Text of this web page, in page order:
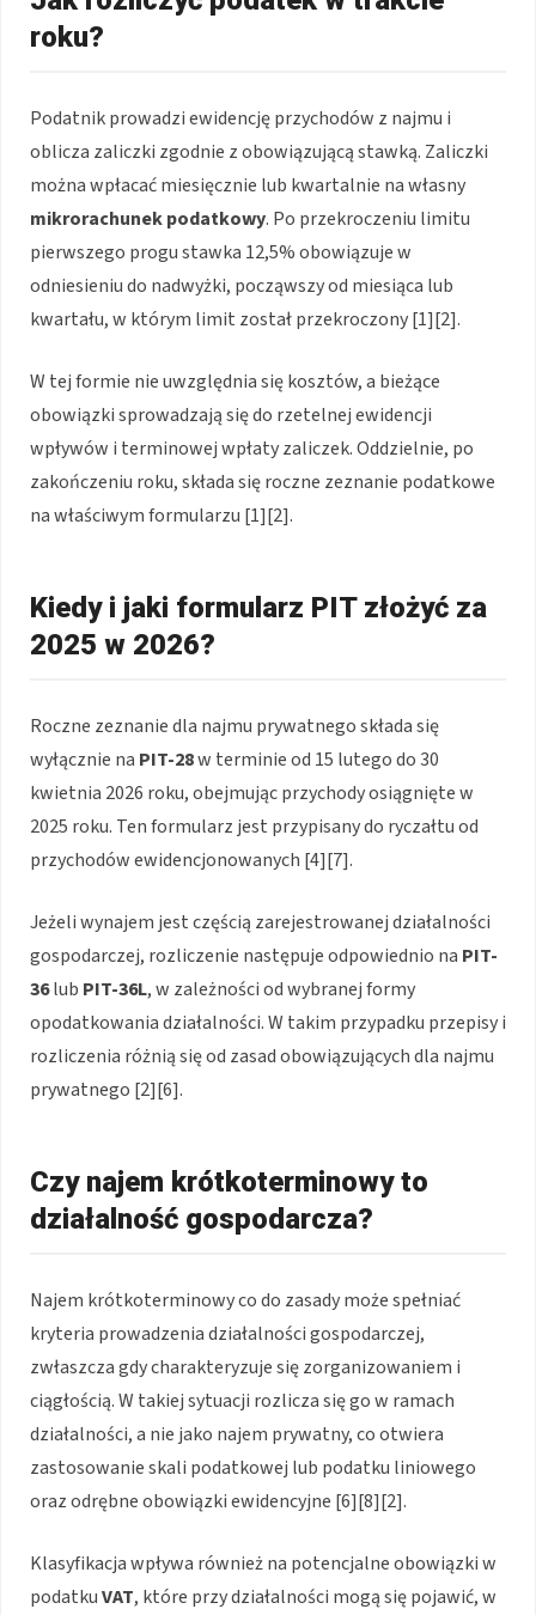
roku?
Podatnik prowadzi ewidencję przychodów z najmu i
oblicza zaliczki zgodnie z obowiązującą stawką. Zaliczki
można wpłacać miesięcznie lub kwartalnie na własny
mikrorachunek podatkowy. Po przekroczeniu limitu
pierwszego progu stawka 12,5% obowiązuje w
odniesieniu do nadwyżki, począwszy od miesiąca lub
kwartału, w którym limit został przekroczony [1][2].
W tej formie nie uwzględnia się kosztów, a bieżące
obowiązki sprowadzają się do rzetelnej ewidencji
wpływów i terminowej wpłaty zaliczek. Oddzielnie, po
zakończeniu roku, składa się roczne zeznanie podatkowe
na właściwym formularzu [1][2].
Kiedy i jaki formularz PIT złożyć za
2025 w 2026?
Roczne zeznanie dla najmu prywatnego składa się
wyłącznie na PIT-28w terminie od 15 lutego do 30
kwietnia 2026 roku, obejmując przychody osiągnięte w
2025 roku. Ten formularz jest przypisany do ryczałtu od
przychodów ewidencjonowanych [4][7].
Jeżeli wynajem jest częścią zarejestrowanej działalności
gospodarczej, rozliczenie następuje odpowiednio na PIT-
36lub PIT-36L, w zależności od wybranej formy
opodatkowania działalności. W takim przypadku przepisy i
rozliczenia różnią się od zasad obowiązujących dla najmu
prywatnego [2][6].
Czy najem krótkoterminowy to
działalność gospodarcza?
Najem krótkoterminowy co do zasady może spełniać
kryteria prowadzenia działalności gospodarczej,
zwłaszcza gdy charakteryzuje się zorganizowaniem i
ciągłością. W takiej sytuacji rozlicza się go w ramach
działalności, a nie jako najem prywatny, co otwiera
zastosowanie skali podatkowej lub podatku liniowego
oraz odrębne obowiązki ewidencyjne [6][8][2].
Klasyfikacja wpływa również na potencjalne obowiązki w
podatkuVAT, które przy działalności mogą się pojawić, w